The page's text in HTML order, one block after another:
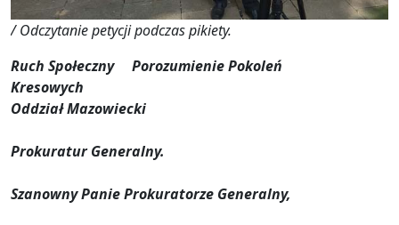
/ Odczytanie petycji podczas pikiety.
Ruch Społeczny Porozumienie Pokoleń
Kresowych
Oddział Mazowiecki
Prokuratur Generalny.
Szanowny Panie Prokuratorze Generalny,